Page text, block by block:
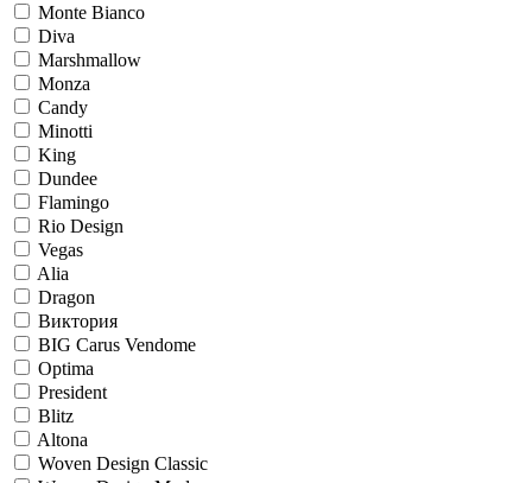
Monte Bianco
Diva
Marshmallow
Monza
Candy
Minotti
King
Dundee
Flamingo
Rio Design
Vegas
Alia
Dragon
Виктория
BIG Carus Vendome
Optima
President
Blitz
Altona
Woven Design Classic